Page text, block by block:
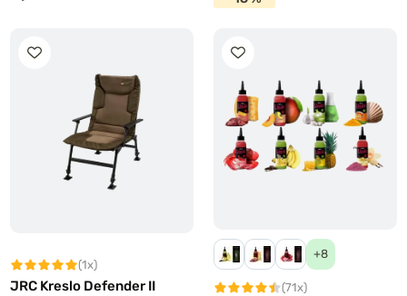
(1x)
JRC Kreslo Defender II
+8
(71x)